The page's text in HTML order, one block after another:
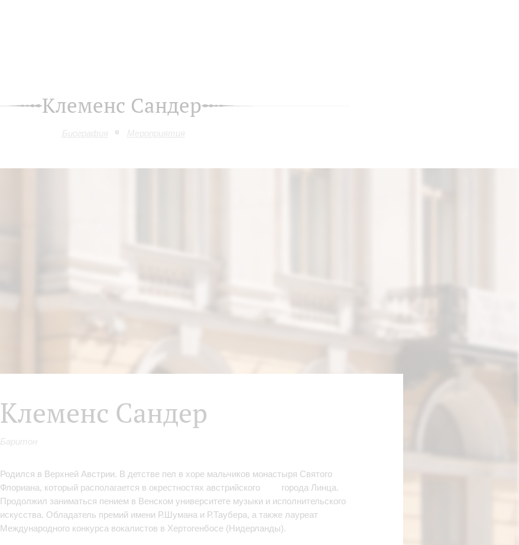
Клеменс Сандер
Биография Мероприятия
Клеменс Сандер
Баритон
Родился в Верхней Австрии. В детстве пел в хоре мальчиков монастыря Святого
Флориана, который располагается в окрестностях австрийского города Линца.
Продолжил заниматься пением в Венском университете музыки и исполнительского
искусства. Обладатель премий имени Р.Шумана и Р.Таубера, а также лауреат
Международного конкурса вокалистов в Хертогенбосе (Нидерланды).